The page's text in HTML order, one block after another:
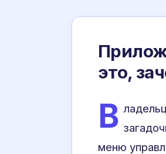
это,
В
меню